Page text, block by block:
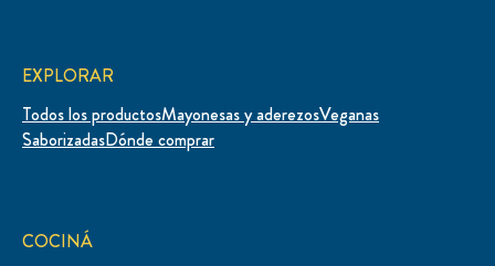
EXPLORAR
Todos los productosMayonesas y aderezosVeganas
SaborizadasDónde comprar
COCINÁ